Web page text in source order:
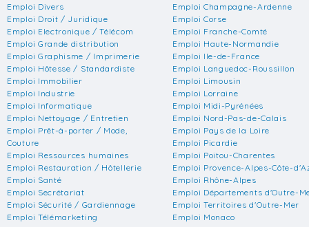
Emploi Divers
Emploi Droit / Juridique
Emploi Electronique / Télécom
Emploi Grande distribution
Emploi Graphisme / Imprimerie
Emploi Hôtesse / Standardiste
Emploi Immobilier
Emploi Industrie
Emploi Informatique
Emploi Nettoyage / Entretien
Emploi Prêt-à-porter / Mode,
Couture
Emploi Ressources humaines
Emploi Restauration / Hôtellerie
Emploi Santé
Emploi Secrétariat
Emploi Sécurité / Gardiennage
Emploi Télémarketing
Emploi Champagne-Ardenne
Emploi Corse
Emploi Franche-Comté
Emploi Haute-Normandie
Emploi Ile-de-France
Emploi Languedoc-Roussillon
Emploi Limousin
Emploi Lorraine
Emploi Midi-Pyrénées
Emploi Nord-Pas-de-Calais
Emploi Pays de la Loire
Emploi Picardie
Emploi Poitou-Charentes
Emploi Provence-Alpes-Côte-
Emploi Rhône-Alpes
Emploi Départements d'Outre-
Emploi Territoires d'Outre-Mer
Emploi Monaco